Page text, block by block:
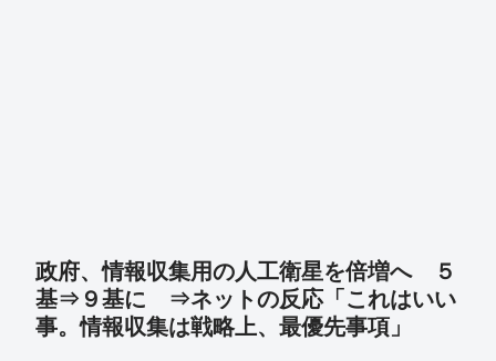
政府、情報収集用の人工衛星を倍増へ ５
基⇒９基に ⇒ネットの反応「これはいい
事。情報収集は戦略上、最優先事項」